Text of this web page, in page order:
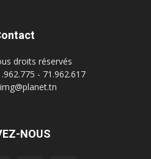
droits réservés
- 71.962.617
NOUS